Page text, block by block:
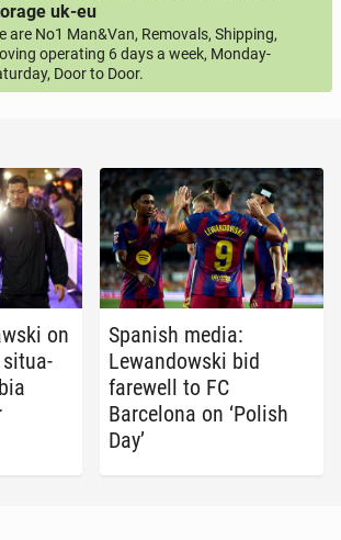
uk-eu
are No1 Man&Van, Removals, Shipping,
operating 6 days a week, Monday-
Door to Door.
on
sit­u­a­
Spanish media:
Lewandows­ki bid
farewell to FC
Barcelona on ‘Polish
Day’